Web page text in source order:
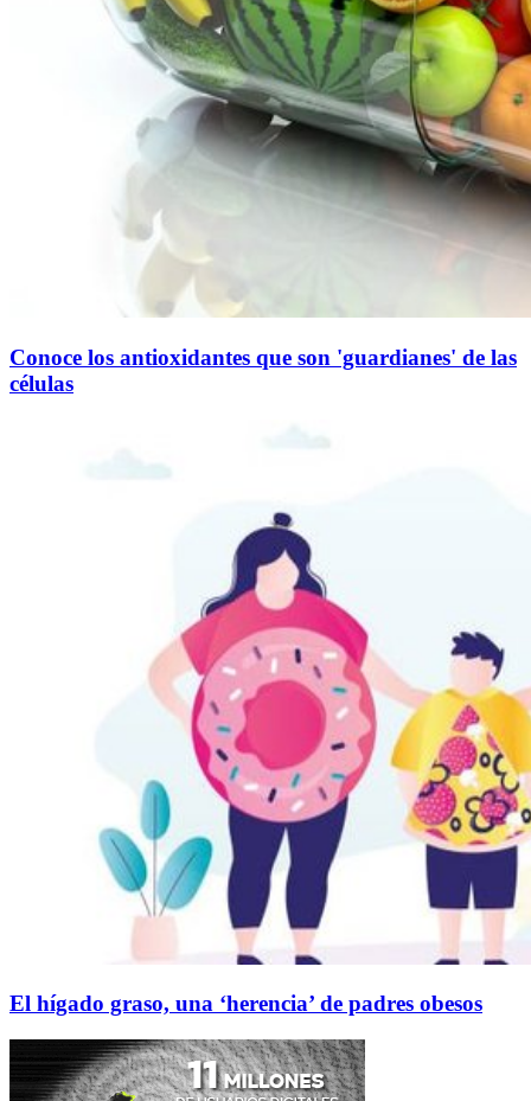
Conoce los antioxidantes que son 'guardianes' de las
células
El hígado graso, una ‘herencia’ de padres obesos